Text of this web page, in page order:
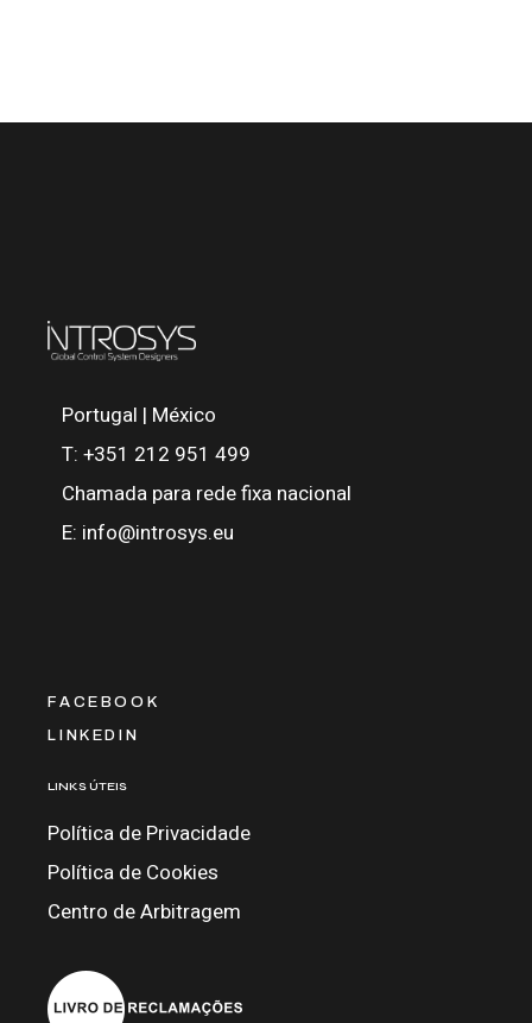
Portugal | México
T:+351 212 951 499
Chamada para rede fixa nacional
E: info@introsys.eu
FACEBOOK
LINKEDIN
LINKS ÚTEIS
Política de Privacidade
Política de Cookies
Centro de Arbitragem